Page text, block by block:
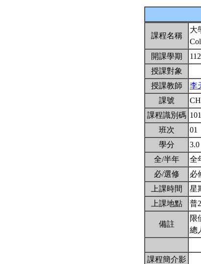
課程名稱
大
開課學期
授課對象
授課教師
李
課號
課程識別碼
班次
01
學分
3.0
全/半年
全
必/選修
必
上課時間
星
上課地點
普
備註
限
總
課程簡介影